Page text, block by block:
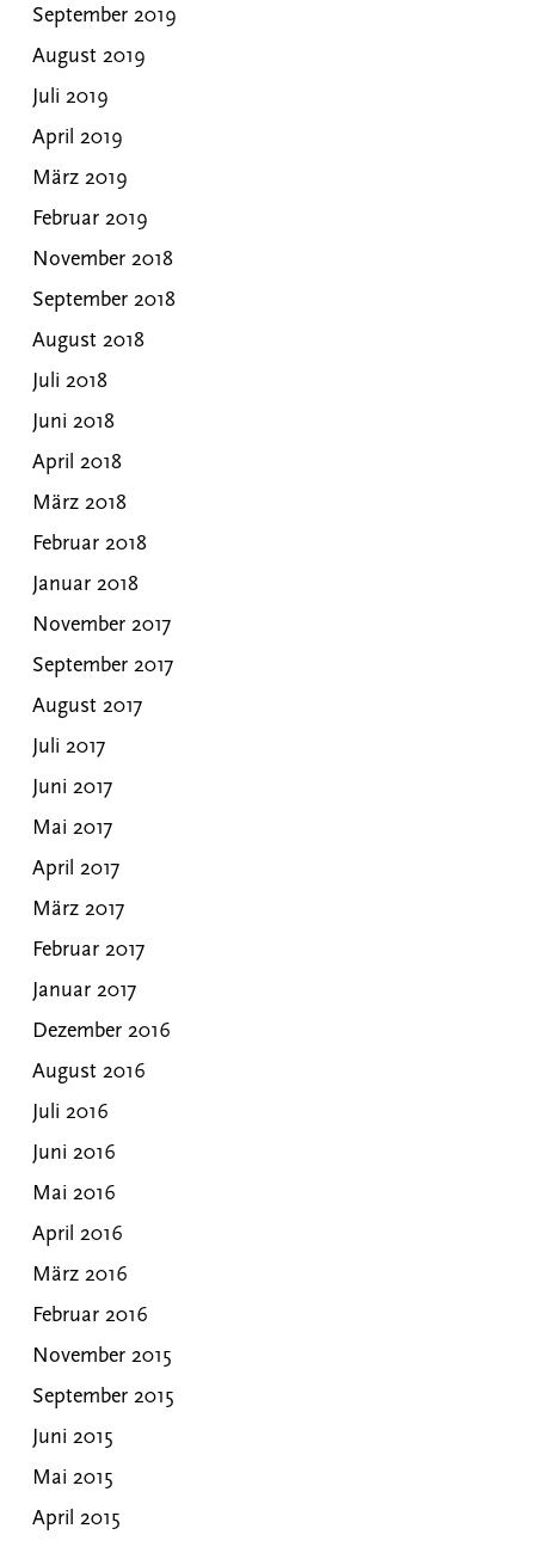
September 2019
August 2019
Juli 2019
April 2019
März 2019
Februar 2019
November 2018
September 2018
August 2018
Juli 2018
Juni 2018
April 2018
März 2018
Februar 2018
Januar 2018
November 2017
September 2017
August 2017
Juli 2017
Juni 2017
Mai 2017
April 2017
März 2017
Februar 2017
Januar 2017
Dezember 2016
August 2016
Juli 2016
Juni 2016
Mai 2016
April 2016
März 2016
Februar 2016
November 2015
September 2015
Juni 2015
Mai 2015
April 2015